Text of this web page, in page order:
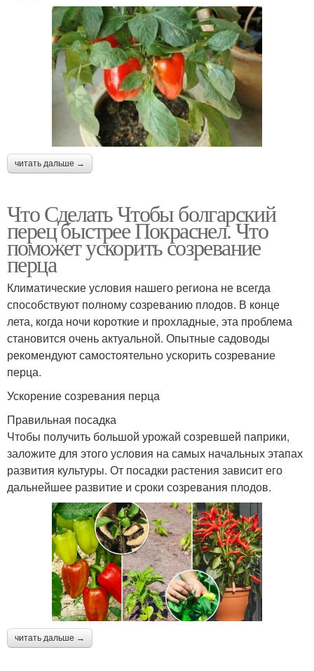
читать дальше →
Что Сделать Чтобы болгарский
перец быстрее Покраснел. Что
поможет ускорить созревание
перца
Климатические условия нашего региона не всегда
способствуют полному созреванию плодов. В конце
лета, когда ночи короткие и прохладные, эта проблема
становится очень актуальной. Опытные садоводы
рекомендуют самостоятельно ускорить созревание
перца.
Ускорение созревания перца
Правильная посадка
Чтобы получить большой урожай созревшей паприки,
заложите для этого условия на самых начальных этапах
развития культуры. От посадки растения зависит его
дальнейшее развитие и сроки созревания плодов.
читать дальше →